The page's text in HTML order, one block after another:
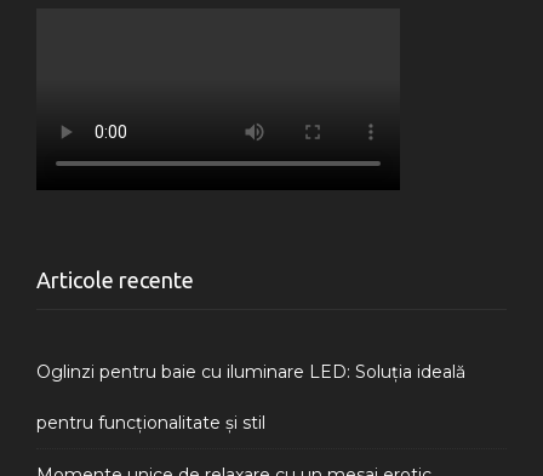
Articole recente
Oglinzi pentru baie cu iluminare LED: Soluția ideală
pentru funcționalitate și stil